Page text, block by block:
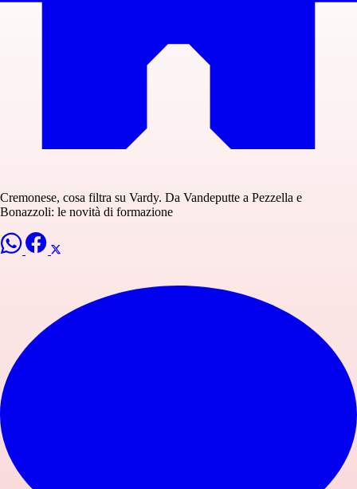
Cremonese, cosa filtra su Vardy. Da Vandeputte a Pezzella e
Bonazzoli: le novità di formazione